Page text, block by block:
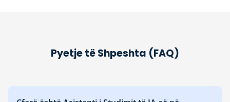
Pyetje të Shpeshta (FAQ)